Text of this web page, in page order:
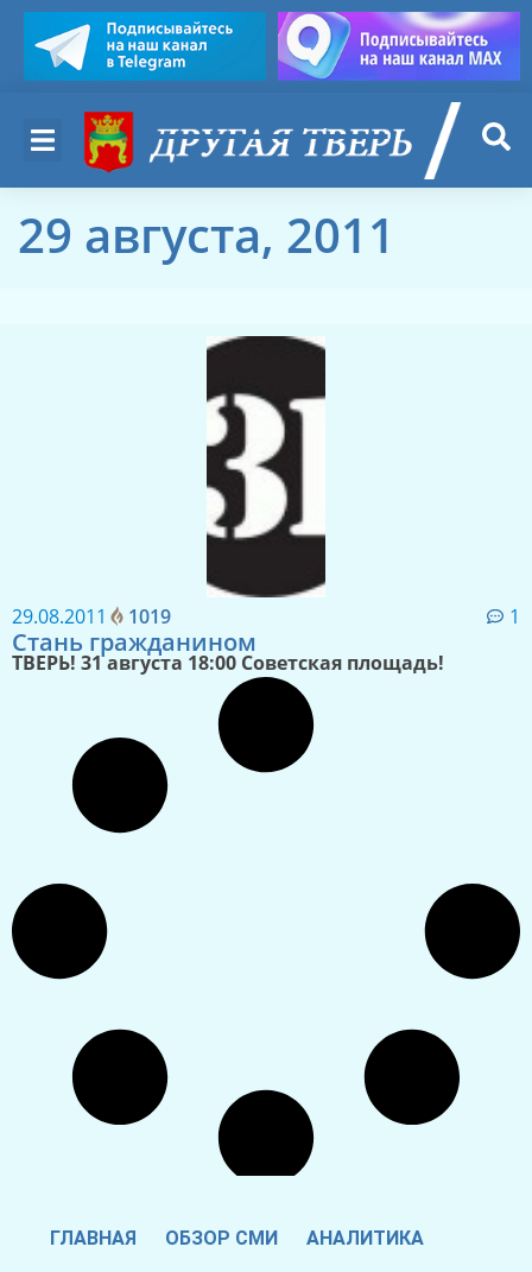
29 августа, 2011
29.08.2011 1019 1
Стань гражданином
ТВЕРЬ! 31 августа 18:00 Советская площадь!
ГЛАВНАЯ ОБЗОР СМИ АНАЛИТИКА